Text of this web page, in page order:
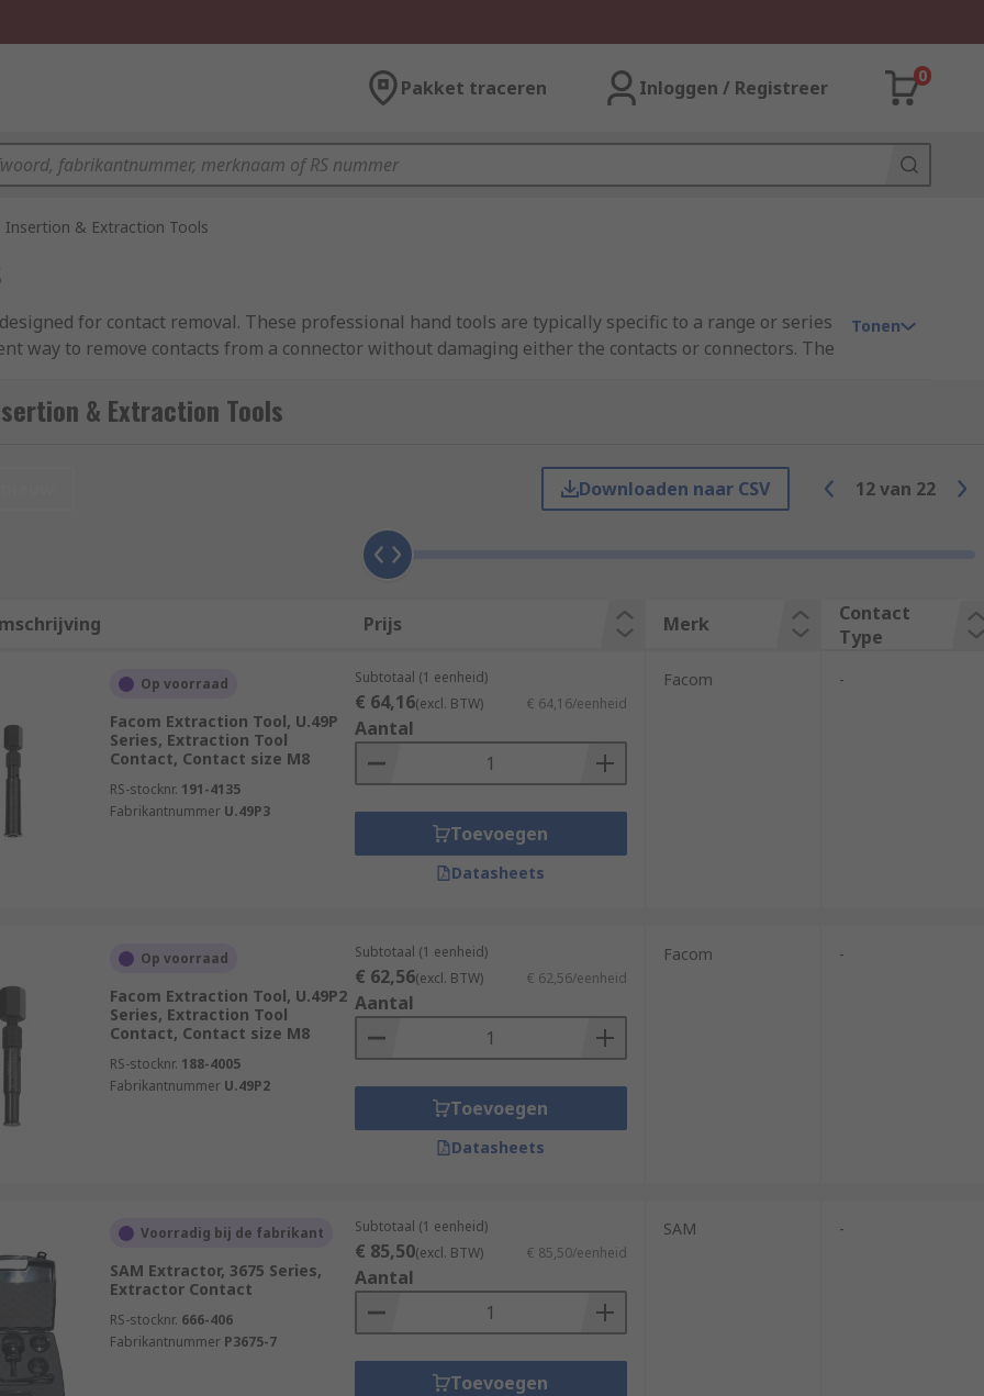
Pakket traceren Inloggen / Registreer
0
Insertion & Extraction Tools
for contact removal. These professional hand tools are typically specific to a range or series
way to remove contacts from a connector without damaging either the contacts or connectors. The
or can have more complex working parts depending on the requirements of the connector
that allow the tool to affix around contact and remove or insert in an easy action.
Tonen
& Extraction Tools
Downloaden naar CSV 12van 22
Prijs Merk
Contact
Type
Op voorraad
Facom Extraction Tool, U.49P
Series, Extraction Tool
Contact, Contact size M8
RS-stocknr. 191-4135
Fabrikantnummer U.49P3
Subtotaal (1 eenheid)
€ 64,16(excl. BTW) € 64,16/eenheid
Aantal
Toevoegen
Datasheets
Facom -
Op voorraad
Facom Extraction Tool, U.49P2
Series, Extraction Tool
Contact, Contact size M8
RS-stocknr. 188-4005
Fabrikantnummer U.49P2
Subtotaal (1 eenheid)
€ 62,56(excl. BTW) € 62,56/eenheid
Aantal
Toevoegen
Datasheets
Facom -
Voorradig bij de fabrikant
SAM Extractor, 3675 Series,
Extractor Contact
RS-stocknr. 666-406
Fabrikantnummer P3675-7
Subtotaal (1 eenheid)
€ 85,50(excl. BTW) € 85,50/eenheid
Aantal
Toevoegen
SAM -